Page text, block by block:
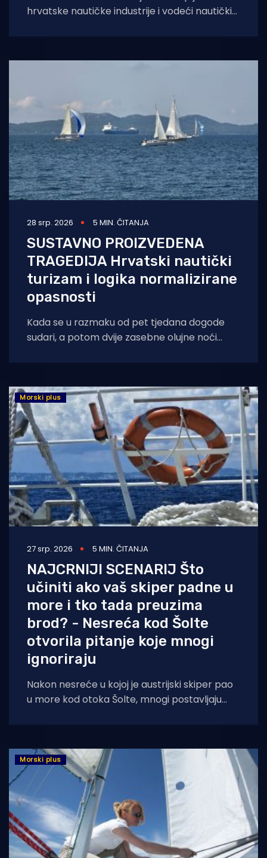
hrvatske nautičke industrije i vodeći nautički
za
28 srp. 2026 5 MIN. ČITANJA
SUSTAVNO PROIZVEDENA
TRAGEDIJA Hrvatski nautički
turizam i logika normalizirane
opasnosti
Kada se u razmaku od pet tjedana dogode
sudari, a potom dvije zasebne olujne noći
Morski plus
27 srp. 2026 5 MIN. ČITANJA
NAJCRNIJI SCENARIJ Što
učiniti ako vaš skiper padne u
more i tko tada preuzima
brod? - Nesreća kod Šolte
otvorila pitanje koje mnogi
ignoriraju
Nakon nesreće u kojoj je austrijski skiper pao
u more kod otoka Šolte, mnogi postavljaju
Morski plus